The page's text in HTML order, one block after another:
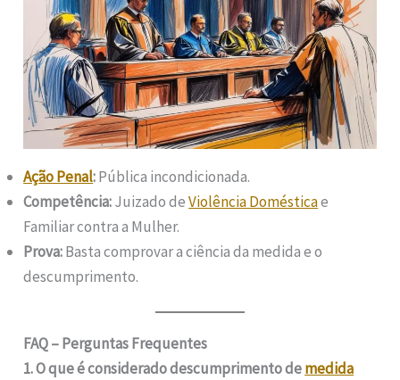
Ação Penal:Pública incondicionada.
Competência:Juizado deViolência Domésticae
Familiar contra a Mulher.
Prova:Basta comprovar a ciência da medida e o
descumprimento.
FAQ – Perguntas Frequentes
1. O que é considerado descumprimento demedida